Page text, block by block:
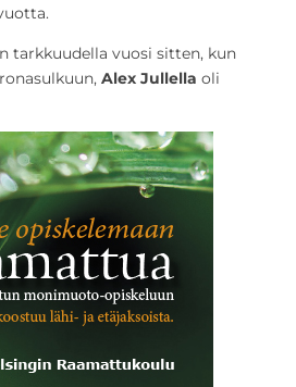
tarkkuudella vuosi sitten, kun
Alex Jullella oli